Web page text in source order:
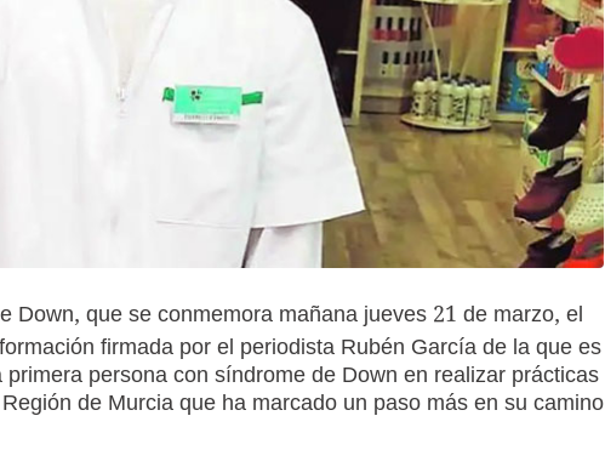
Down, que se conmemora mañana jueves 21 de marzo, el
firmada por el periodista Rubén García de la que es
persona con síndrome de Down en realizar prácticas
de Murcia que ha marcado un paso más en su camino